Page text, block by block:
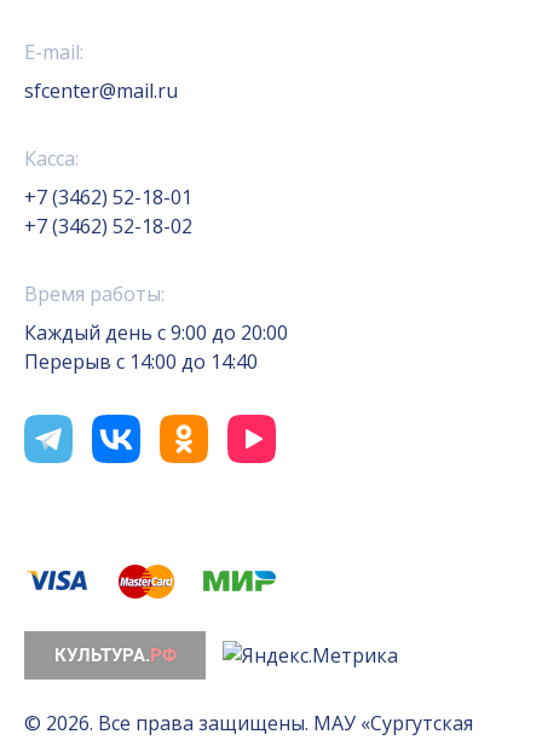
E-mail:
sfcenter@mail.ru
Касса:
+7 (3462) 52-18-01
+7 (3462) 52-18-02
Время работы:
Каждый день с 9:00 до 20:00
Перерыв с 14:00 до 14:40
© 2026. Все права защищены. МАУ «Сургутская